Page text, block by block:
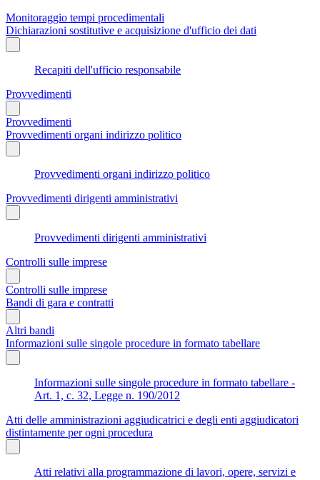
Monitoraggio tempi procedimentali
Dichiarazioni sostitutive e acquisizione d'ufficio dei dati
Recapiti dell'ufficio responsabile
Provvedimenti
Provvedimenti
Provvedimenti organi indirizzo politico
Provvedimenti organi indirizzo politico
Provvedimenti dirigenti amministrativi
Provvedimenti dirigenti amministrativi
Controlli sulle imprese
Controlli sulle imprese
Bandi di gara e contratti
Altri bandi
Informazioni sulle singole procedure in formato tabellare
Informazioni sulle singole procedure in formato tabellare -
Art. 1, c. 32, Legge n. 190/2012
Atti delle amministrazioni aggiudicatrici e degli enti aggiudicatori
distintamente per ogni procedura
Atti relativi alla programmazione di lavori, opere, servizi e